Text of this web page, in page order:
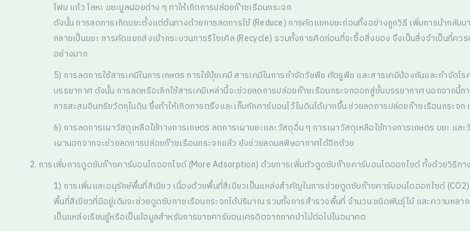
โฟม แก้ว โลหะ ขยะมูลฝอยต่าง ๆ ทาให้เกิดการปล่อยก๊าซเรือนกระจก
ดังนั้น การลดการเกิดขยะตั้งแต่ต้นทางด้วยการลดการใช้ (Reduce) การคัดแยกขยะก่อนทิ้งอย่างถูกวิธี เพิ่มการนำกลับ
กลายเป็นขยะ การคัดแยกส่งเข้ากระบวนการรีไซเคิล (Recycle) รวมทั้งการคิดก่อนที่จะซื้อสิ่งของ จึงเป็นสิ่งจำเป็นที่
อย่างมาก
5) การลดการใช้สารเคมีในการเกษตร การใช้ปุ๋ยเคมี สารเคมีในการกำจัดวัชพืช ศัตรูพืช และสารเคมีป้องกันและกำจั
บรรยากาศ ดังนั้น การลดหรือเลิกใช้สารเคมีเหล่านี้จะช่วยลดการปล่อยก๊าซเรือนกระจกออกสู่ชั้นบรรยากาศ นอกจาก
การสะสมอินทรียวัตถุในดิน ซึ่งทำให้เกิดการตรึงและเก็บกักคาร์บอนไว้ในดินได้มากขึ้น ช่วยลดการปล่อยก๊าซเรือนกระ
6) การลดการเผาวัสดุเหลือใช้ทางการเกษตร ลดการเผาขยะและวัสดุอื่น ๆ การเผาวัสดุเหลือใช้ทางการเกษตร ขยะ
เผานอกจากจะช่วยลดการปล่อยก๊าซเรือนกระจกแล้ว ยังช่วยลดมลพิษอากาศได้อีกด้วย
2. การเพิ่มการดูดซับก๊าซคาร์บอนไดออกไซด์ (More Adsorption) ด้วยการเพิ่มตัวดูดซับก๊าซคาร์บอนไดออกไซด์ ทั้งด้วยวิธีทา
1) การเพิ่มและอนุรักษ์พื้นที่สีเขียว เนื่องด้วยพื้นที่สีเขียวเป็นแหล่งสำคัญในการช่วยดูดซับก๊าซคาร์บอนไดออกไซด์
พื้นที่สีเขียวที่มีอยู่เดิมจะช่วยดูดซับกาซเรือนกระจกได้ปริมาณ รวมทั้งการสำรวจพื้นที่ จำนวน ชนิดพันธุ์ไม้ และความหล
เป็นแหล่งเรียนรู้หรือเป็นข้อมูลสำหรับการขายคาร์บอนเครดิตจากภาคป่าไม้ต่อไปในอนาคต